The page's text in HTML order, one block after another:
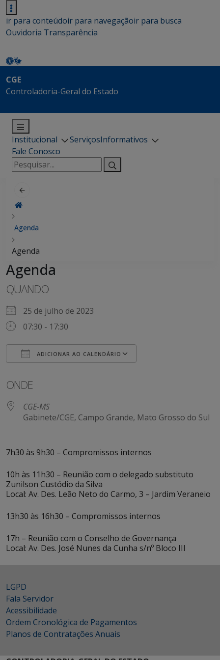
ir para conteúdoir para navegaçãoir para busca
Ouvidoria Transparência
CGE
Controladoria-Geral do Estado
Institucional ServiçosInformativos
Fale Conosco
Pesquisar
por:
Agenda
Agenda
Agenda
QUANDO
25 de julho de 2023
07:30 - 17:30
ADICIONAR AO CALENDÁRIO
ONDE
CGE-MS
Gabinete/CGE, Campo Grande, Mato Grosso do Sul
7h30 às 9h30 – Compromissos internos
10h às 11h30 – Reunião com o delegado substituto
Zunilson Custódio da Silva
Local: Av. Des. Leão Neto do Carmo, 3 – Jardim Veraneio
13h30 às 16h30 – Compromissos internos
17h – Reunião com o Conselho de Governança
Local: Av. Des. José Nunes da Cunha s/nº Bloco III
LGPD
Fala Servidor
Acessibilidade
Ordem Cronológica de Pagamentos
Planos de Contratações Anuais